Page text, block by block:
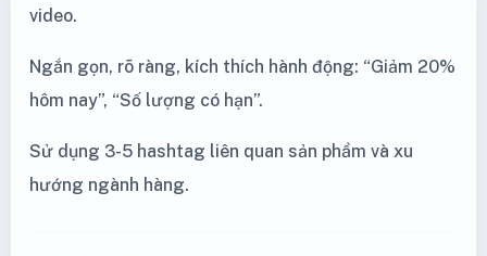
video.
Ngắn gọn, rõ ràng, kích thích hành động: “Giảm 20%
hôm nay”, “Số lượng có hạn”.
Sử dụng 3-5 hashtag liên quan sản phẩm và xu
hướng ngành hàng.